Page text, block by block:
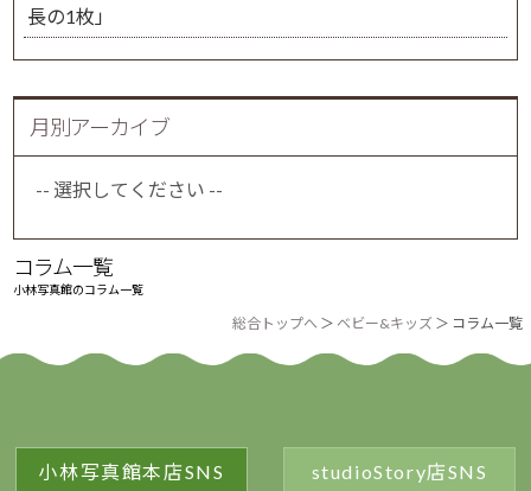
コラム一覧
小林写真館のコラム一覧
総合トップへ ＞ ベビー&キッズ ＞ コラム一覧
長の1枚」
月別アーカイブ
小林写真館本店SNS studioStory店SNS